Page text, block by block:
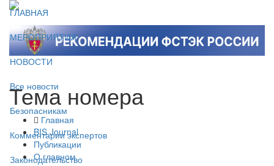
ГЛАВНАЯ
МЕРОПРИЯТИЯ
НОВОСТИ
Все новости
Безопасникам
Комментарии экспертов
Законодательство
Тема номера
Главная
BIS Journal
Публикации
О главном